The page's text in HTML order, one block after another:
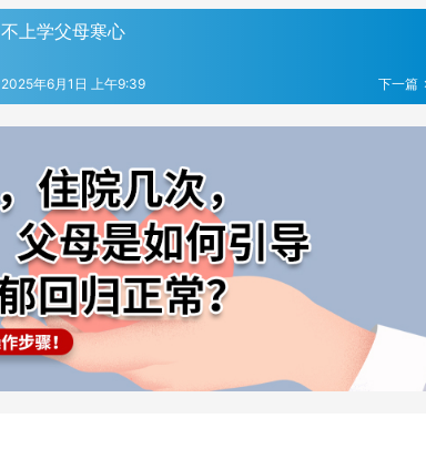
不上学父母寒心
下一篇
2025年6月1日 上午9:39